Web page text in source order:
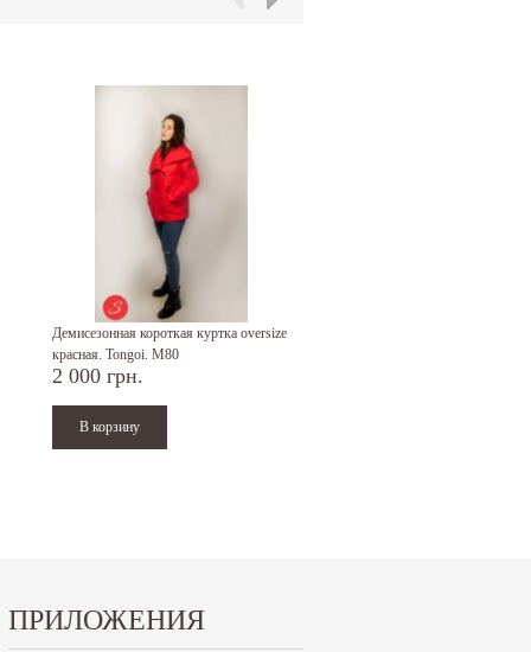
Демисезонная короткая куртка oversize
красная. Tongoi. M80
2 000 грн.
ПРИЛОЖЕНИЯ